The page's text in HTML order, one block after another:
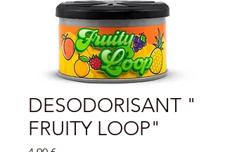
DESODORISANT "
FRUITY LOOP"